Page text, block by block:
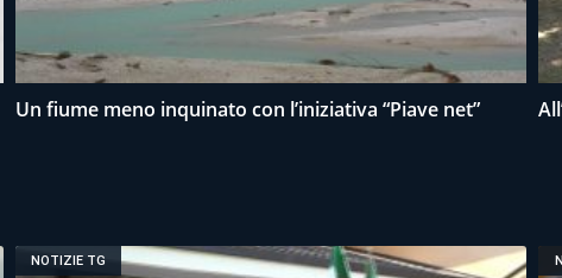
Un fiume meno inquinato con l’iniziativa “Piave net”
NOTIZIE TG